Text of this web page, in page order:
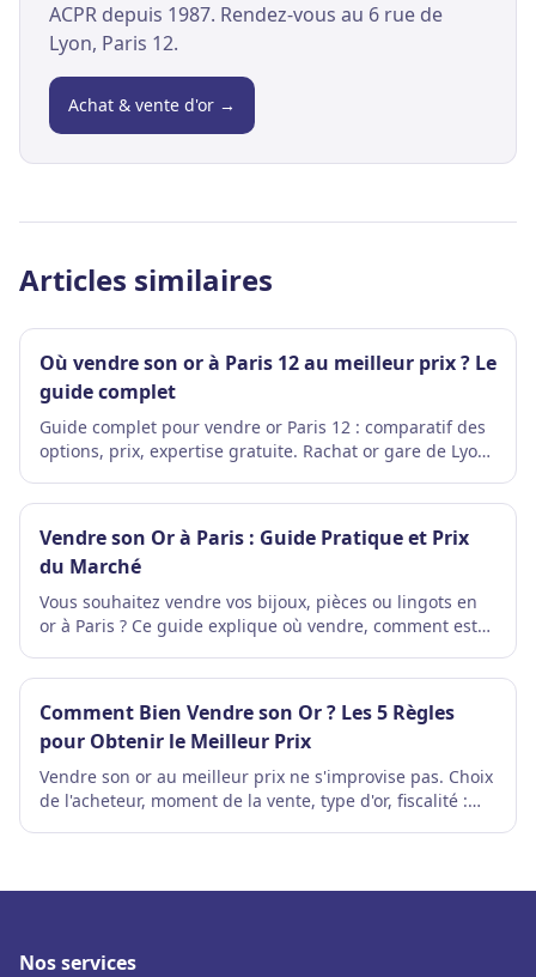
ACPR depuis 1987. Rendez-vous au 6 rue de
Lyon, Paris 12.
Achat & vente d'or →
Articles similaires
Où vendre son or à Paris 12 au meilleur prix ? Le
guide complet
Guide complet pour vendre or Paris 12 : comparatif des
options, prix, expertise gratuite. Rachat or gare de Lyon
Vendre son Or à Paris : Guide Pratique et Prix
du Marché
Vous souhaitez vendre vos bijoux, pièces ou lingots en
or à Paris ? Ce guide explique où vendre, comment est
fiscalité applicable.
Comment Bien Vendre son Or ? Les 5 Règles
pour Obtenir le Meilleur Prix
Vendre son or au meilleur prix ne s'improvise pas. Choix
de l'acheteur, moment de la vente, type d'or, fiscalité :
Nos services